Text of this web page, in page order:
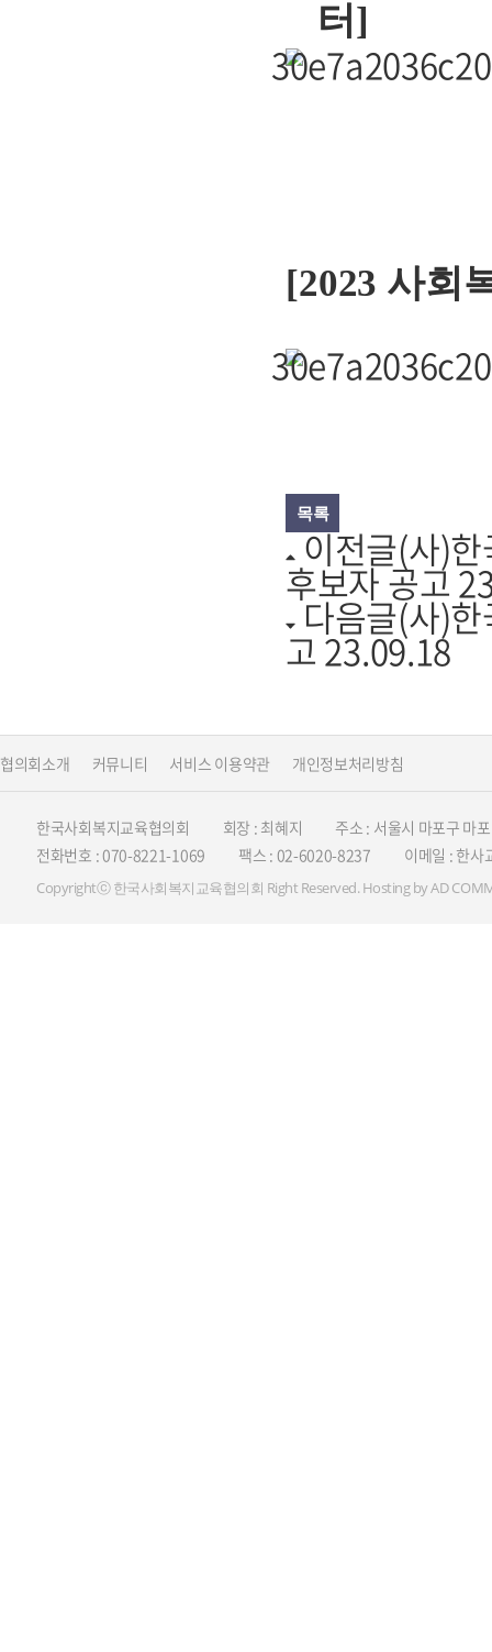
터]
[2023 사회
목록
이전글(사)
후보자 공고
다음글(사)
고23.09.18
협의회소개 커뮤니티 서비스 이용약관 개인정보처리방침
한국사회복지교육협의회 회장 : 최혜지
주소 : 서울시 마포구 마
전화번호 : 070-8221-1069
팩스 : 02-6020-8237 이메일 : 한
Copyrightⓒ 한국사회복지교육협의회 Right Reserved. Hosting byAD